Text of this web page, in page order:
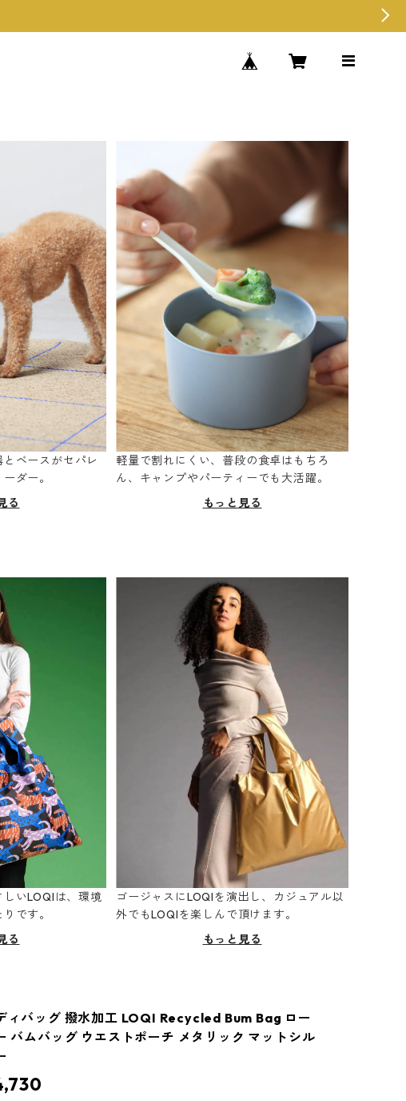
ベースがセパレ
ダー。
る
軽量で割れにくい、普段の食卓はもちろ
ん、キャンプやパーティーでも大活躍。
もっと見る
いLOQIは、環境
です。
る
ゴージャスにLOQIを演出し、カジュアル以
外でもLOQIを楽しんで頂けます。
もっと見る
ィバッグ 撥水加工 LOQI Recycled Bum Bag ロー
バムバッグ ウエストポーチ メタリック マットシル